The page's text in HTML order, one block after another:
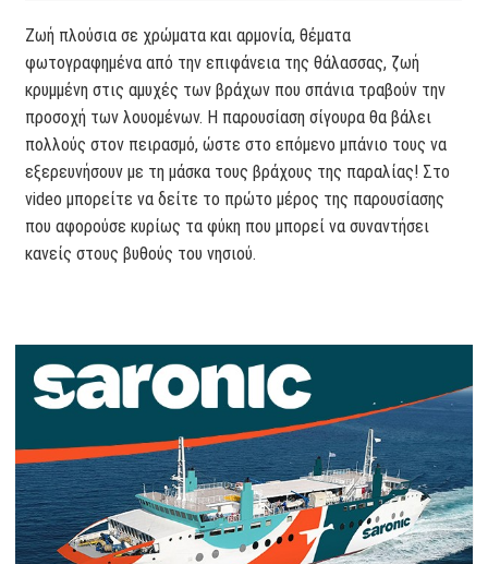
Ζωή πλούσια σε χρώματα και αρμονία, θέματα
φωτογραφημένα από την επιφάνεια της θάλασσας, ζωή
κρυμμένη στις αμυχές των βράχων που σπάνια τραβούν την
προσοχή των λουομένων. Η παρουσίαση σίγουρα θα βάλει
πολλούς στον πειρασμό, ώστε στο επόμενο μπάνιο τους να
εξερευνήσουν με τη μάσκα τους βράχους της παραλίας! Στο
video μπορείτε να δείτε το πρώτο μέρος της παρουσίασης
που αφορούσε κυρίως τα φύκη που μπορεί να συναντήσει
κανείς στους βυθούς του νησιού.